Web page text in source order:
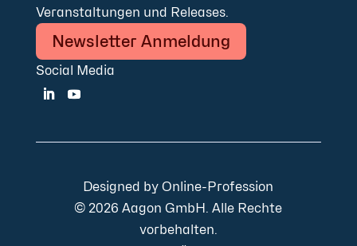
Veranstaltungen und Releases.
Newsletter Anmeldung
Social Media
Designed byOnline-Profession
© 2026 Aagon GmbH. Alle Rechte
vorbehalten.